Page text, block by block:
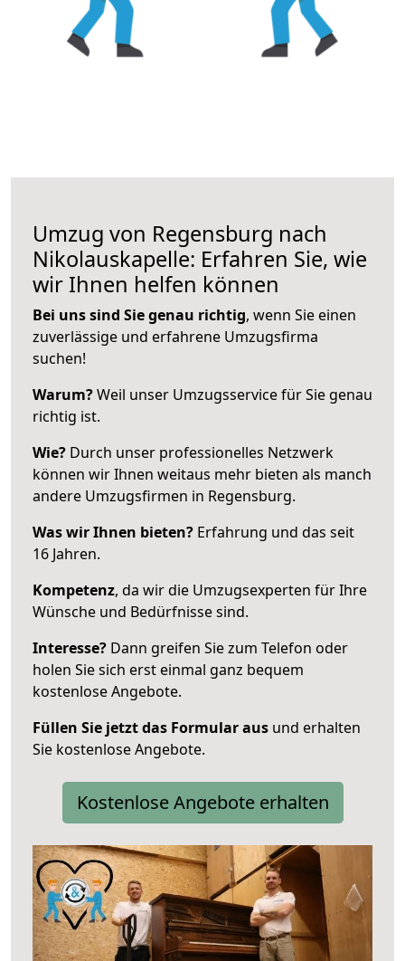
Umzug von Regensburg nach
Nikolauskapelle: Erfahren Sie, wie
wir Ihnen helfen können
Bei uns sind Sie genau richtig, wenn Sie einen
zuverlässige und erfahrene Umzugsfirma
suchen!
Warum?Weil unser Umzugsservice für Sie genau
richtig ist.
Wie? Durch unser professionelles Netzwerk
können wir Ihnen weitaus mehr bieten als manch
andere Umzugsfirmen in Regensburg.
Was wir Ihnen bieten? Erfahrung und das seit
16 Jahren.
Kompetenz, da wir die Umzugsexperten für Ihre
Wünsche und Bedürfnisse sind.
Interesse? Dann greifen Sie zum Telefon oder
holen Sie sich erst einmal ganz bequem
kostenlose Angebote.
Füllen Sie jetzt das Formular aus und erhalten
Sie kostenlose Angebote.
Kostenlose Angebote erhalten